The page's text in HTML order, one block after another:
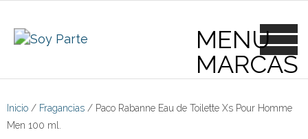
content
Inicio / Fragancias / Paco Rabanne Eau de Toilette Xs Pour Homme
Men 100 ml.